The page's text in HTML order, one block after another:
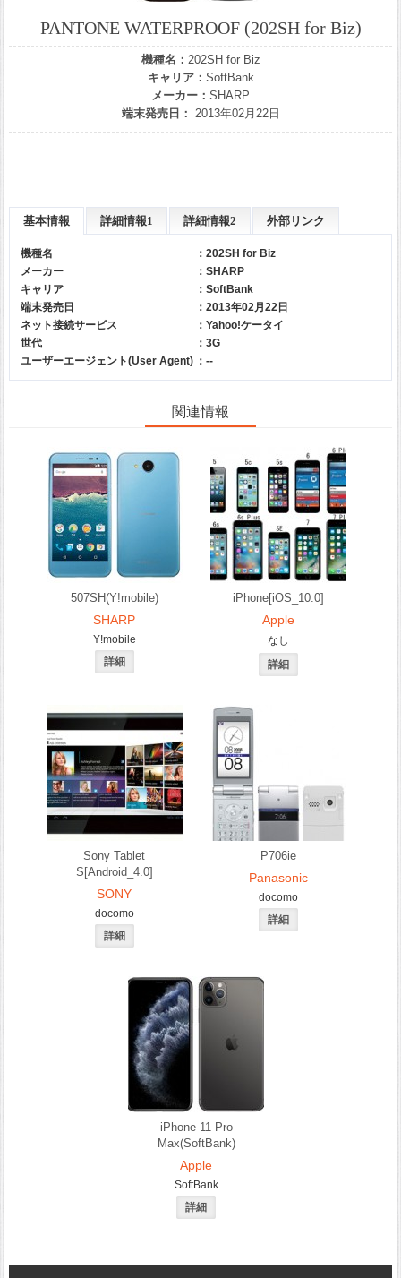
PANTONE WATERPROOF (202SH for Biz)
機種名： 202SH for Biz
キャリア： SoftBank
メーカー： SHARP
端末発売日： 2013年02月22日
基本情報 詳細情報1 詳細情報2 外部リンク
機種名
：202SH for Biz
メーカー
： SHARP
キャリア
： SoftBank
端末発売日
：2013年02月22日
ネット接続サービス
：Yahoo!ケータイ
世代
：3G
ユーザーエージェント(User Agent) ：--
関連情報
507SH(Y!mobile)
SHARP
Y!mobile
iPhone[iOS_10.0]
Apple
なし
Sony Tablet
S[Android_4.0]
SONY
docomo
P706ie
Panasonic
docomo
iPhone 11 Pro
Max(SoftBank)
Apple
SoftBank